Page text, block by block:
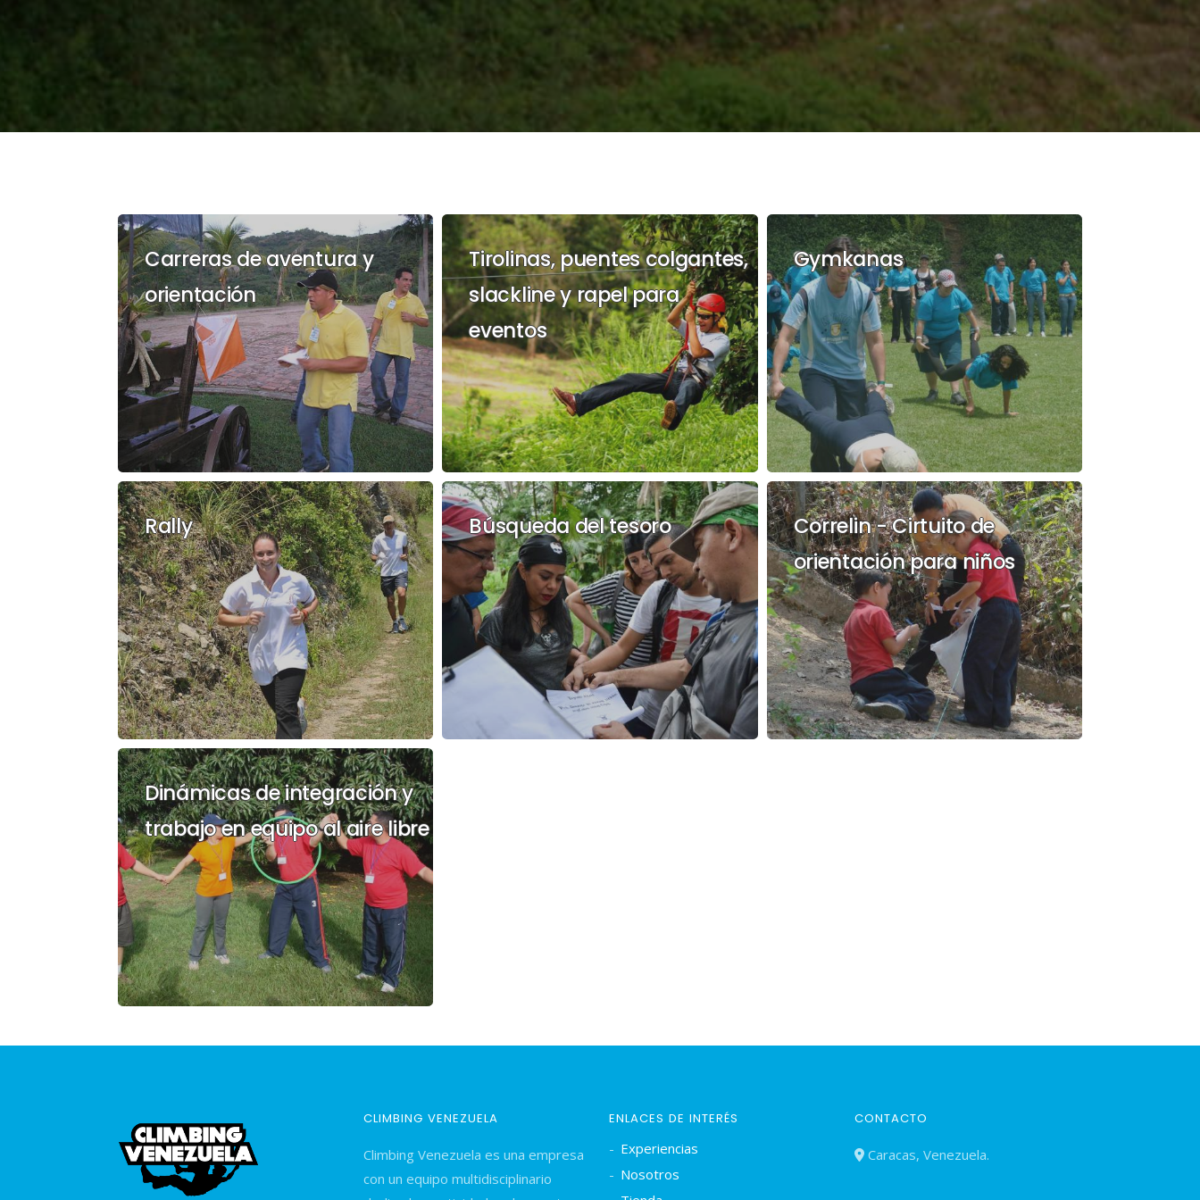
Carreras de aventura y
orientación
Tirolinas, puentes colgantes,
slackline y rapel para
eventos
Gymkanas
Rally Búsqueda del tesoro
Correlin - Cirtuito de
orientación para niños
Dinámicas de integración y
trabajo en equipo al aire libre
CLIMBING VENEZUELA
Climbing Venezuela es una empresa
con un equipo multidisciplinario
ENLACES DE INTERÉS
Experiencias
Nosotros
CONTACTO
Caracas, Venezuela.